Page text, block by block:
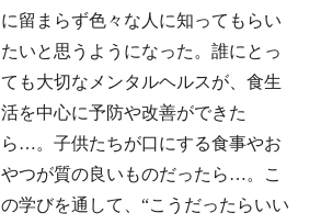
に留まらず色々な人に知ってもらい
たいと思うようになった。誰にとっ
ても大切なメンタルヘルスが、食生
活を中心に予防や改善ができた
ら…。子供たちが口にする食事やお
やつが質の良いものだったら…。こ
の学びを通して、“こうだったらいい